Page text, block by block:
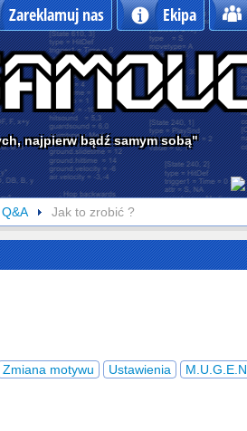
Zareklamuj nas Ekipa
najpierw bądź samym sobą"
Jak to zrobić ?
Zmiana motywu Ustawienia M.U.G.E.N